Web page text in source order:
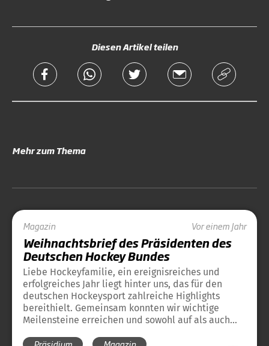
Diesen Artikel teilen
Mehr zum Thema
Magazin Vor einem Jahr
Weihnachtsbrief des Präsidenten des
Deutschen Hockey Bundes
Liebe Hockeyfamilie, ein ereignisreiches und
erfolgreiches Jahr liegt hinter uns, das für den
deutschen Hockeysport zahlreiche Highlights
bereithielt. Gemeinsam konnten wir wichtige
Meilensteine erreichen und sowohl auf als auch